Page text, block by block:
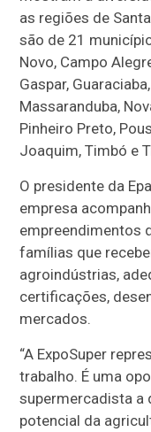
as regiões de
são de 21
Novo, Campo
Gaspar,
Massaranduba,
Pinheiro Preto,
Joaquim, Timbó e
O presidente da
empresa
empreendimentos
famílias que
agroindústrias,
certificações,
mercados.
“A ExpoSuper
trabalho. É uma
supermercadista a
potencial da